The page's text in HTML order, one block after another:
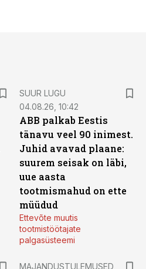
SUUR LUGU
04.08.26, 10:42
ABB palkab Eestis
tänavu veel 90 inimest.
Juhid avavad plaane:
suurem seisak on läbi,
uue aasta
tootmismahud on ette
müüdud
Ettevõte muutis
tootmistöötajate
palgasüsteemi
MAJANDUSTULEMUSED